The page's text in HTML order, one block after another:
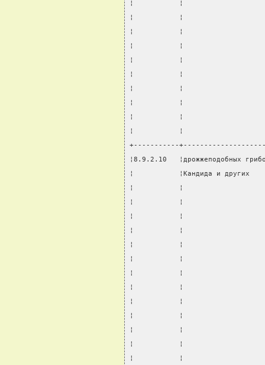
¦           ¦
¦           ¦
¦           ¦
¦           ¦
¦           ¦
¦           ¦
¦           ¦
¦           ¦
¦           ¦
¦           ¦
+-----------
¦8.9.2.10   ¦дрожжеподобных
¦           ¦Кандида и
¦           ¦
¦           ¦
¦           ¦
¦           ¦
¦           ¦
¦           ¦
¦           ¦
¦           ¦
¦           ¦
¦           ¦
¦           ¦
¦           ¦
¦           ¦